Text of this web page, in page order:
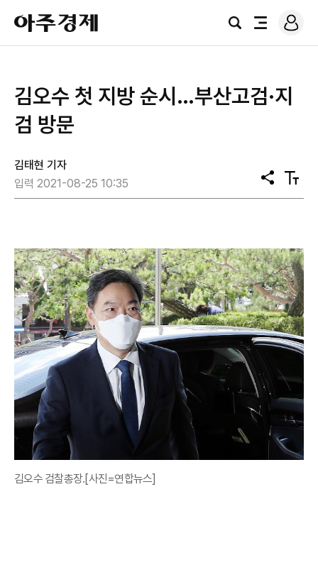
아
주
경
검
전
로
그
김오수 첫 지방 순시…부산고검·지
검 방문
김태현 기자
입력 2021-08-25 10:35
공
유
텍
스
김오수 검찰총장.[사진=연합뉴스]